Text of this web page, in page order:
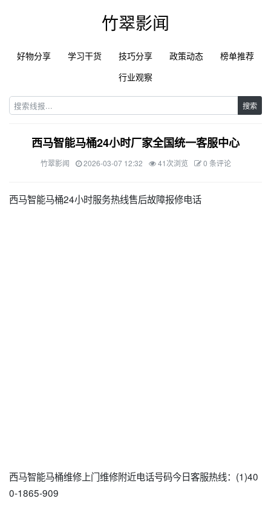
竹翠影闻
好物分享 学习干货 技巧分享 政策动态
榜单推荐
行业观察
搜索
西马智能马桶24小时厂家全国统一客服中心
竹翠影闻 2026-03-07 12:32 41次浏览 0 条评论
西马智能马桶24小时服务热线售后故障报修电话
西马智能马桶维修上门维修附近电话号码今日客服热线：(1)40
0-1865-909